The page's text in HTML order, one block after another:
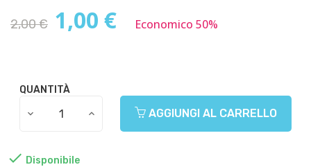
2,00 € 1,00 € Economico 50%
QUANTITÀ
AGGIUNGI AL CARRELLO
 Disponibile